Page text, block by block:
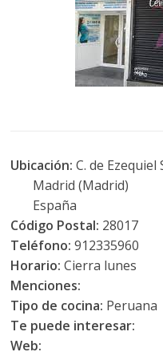
Ubicación:C. de Ezequiel
Madrid (Madrid)
España
Código Postal: 28017
Teléfono:912335960
Horario:Cierra lunes
Menciones:
Tipo de cocina: Peruana
Te puede interesar:
Web: